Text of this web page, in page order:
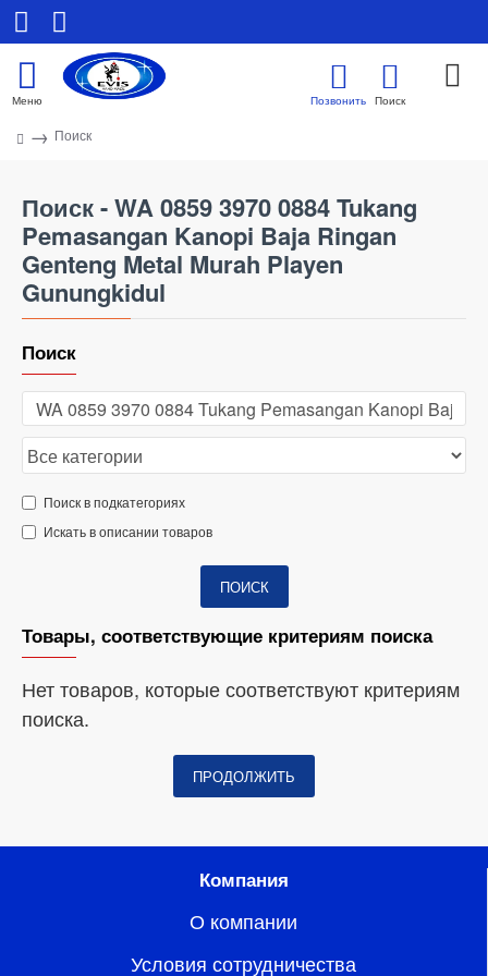
Поиск
Поиск - WA 0859 3970 0884 Tukang
Pemasangan Kanopi Baja Ringan
Genteng Metal Murah Playen
Gunungkidul
Поиск
Поиск в подкатегориях
Искать в описании товаров
ПОИСК
Товары, соответствующие критериям поиска
Нет товаров, которые соответствуют критериям
поиска.
ПРОДОЛЖИТЬ
Компания
О компании
Условия сотрудничества